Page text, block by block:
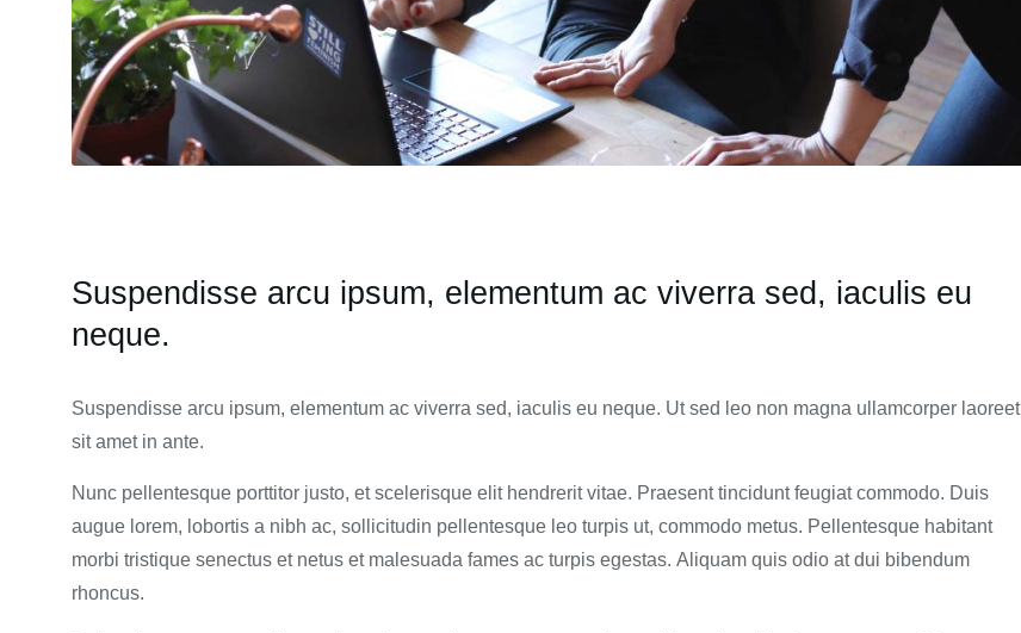
Suspendisse arcu ipsum, elementum ac viverra sed, iaculis eu
neque.
Suspendisse arcu ipsum, elementum ac viverra sed, iaculis eu neque. Ut sed leo non magna ullamcorper laoreet
sit amet in ante.
Nunc pellentesque porttitor justo, et scelerisque elit hendrerit vitae. Praesent tincidunt feugiat commodo. Duis
augue lorem, lobortis a nibh ac, sollicitudin pellentesque leo turpis ut, commodo metus. Pellentesque habitant
morbi tristique senectus et netus et malesuada fames ac turpis egestas. Aliquam quis odio at dui bibendum
rhoncus.